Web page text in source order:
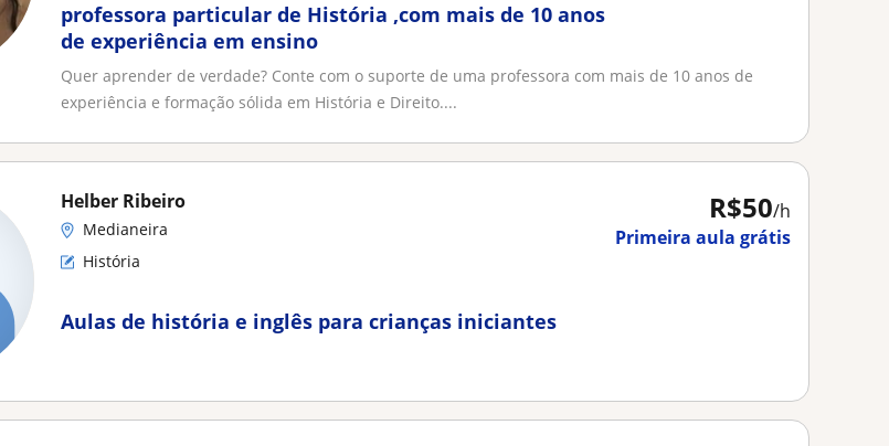
professora particular de História ,com mais de 10 anos
de experiência em ensino
Quer aprender de verdade? Conte com o suporte de uma professora com mais de 10 anos de
experiência e formação sólida em História e Direito....
R$50/h
Primeira aula grátis
Helber Ribeiro
Medianeira
História
Aulas de história e inglês para crianças iniciantes